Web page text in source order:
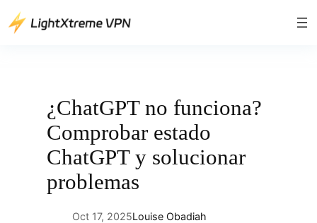
Saltar
¿ChatGPT no funciona?
Comprobar estado
ChatGPT y solucionar
problemas
Oct 17, 2025Louise Obadiah